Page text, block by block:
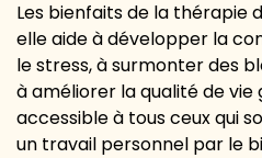
Les bienfaits de la thérapie
elle aide à développer la
le stress, à surmonter des
à améliorer la qualité de vie
accessible à tous ceux qui
un travail personnel par le